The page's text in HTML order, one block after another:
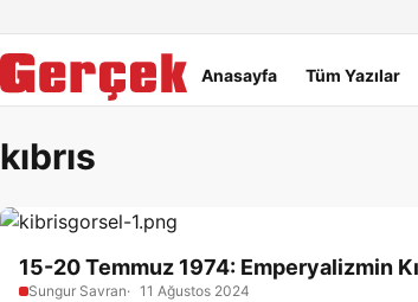
Ana menü
Anasayfa Tüm Yazılar
kıbrıs
15-20 Temmuz 1974: Emperyalizmin
Sungur Savran 11 Ağustos 2024